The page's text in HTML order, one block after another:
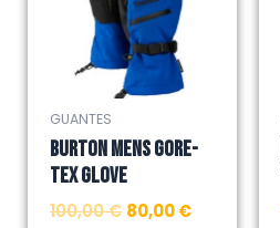
GUANTES
BURTON MENS GORE-
TEX GLOVE
100,00€
100,00 €.
80,00€
variantes.
opciones
se
pueden
elegir
en
la